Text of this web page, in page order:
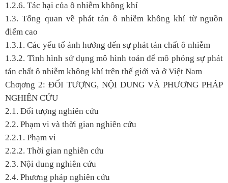
1.2.6. Tác hại của ô nhiễm không khí
1.3. Tổng quan về phát tán ô nhiễm không khí từ nguồn
điểm cao
1.3.1. Các yếu tố ảnh hưởng đến sự phát tán chất ô nhiễm
1.3.2. Tình hình sử dụng mô hình toán để mô phỏng sự phát
tán chất ô nhiễm không khí trên thế giới và ở Việt Nam
Chƣơng 2: ĐỐI TƯỢNG, NỘI DUNG VÀ PHƯƠNG PHÁP
NGHIÊN CỨU
2.1. Đối tượng nghiên cứu
2.2. Phạm vi và thời gian nghiên cứu
2.2.1. Phạm vi
2.2.2. Thời gian nghiên cứu
2.3. Nội dung nghiên cứu
2.4. Phương pháp nghiên cứu